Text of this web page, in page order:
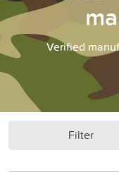
Verified
Filter